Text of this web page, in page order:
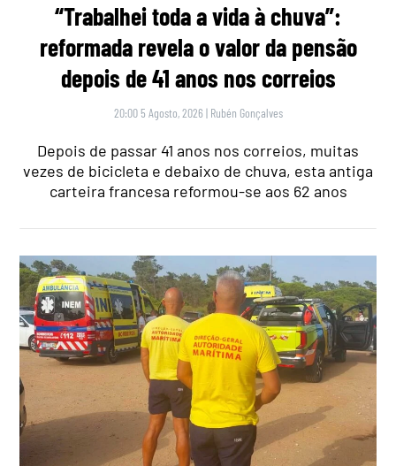
“Trabalhei toda a vida à chuva”:
reformada revela o valor da pensão
depois de 41 anos nos correios
20:00 5 Agosto, 2026 | Rubén Gonçalves
Depois de passar 41 anos nos correios, muitas
vezes de bicicleta e debaixo de chuva, esta antiga
carteira francesa reformou-se aos 62 anos